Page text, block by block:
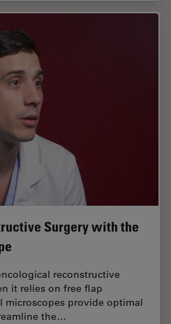
Surgery with the
reconstructive
it relies on free flap
microscopes provide optimal
the…